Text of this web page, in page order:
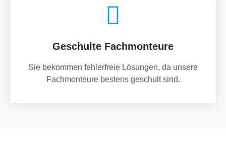
Geschulte Fachmonteure
Sie bekommen fehlerfreie Lösungen, da unsere
Fachmonteure bestens geschult sind.